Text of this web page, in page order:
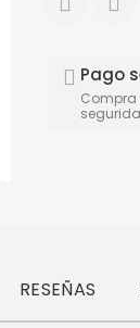
Pago
Compra
RESEÑAS